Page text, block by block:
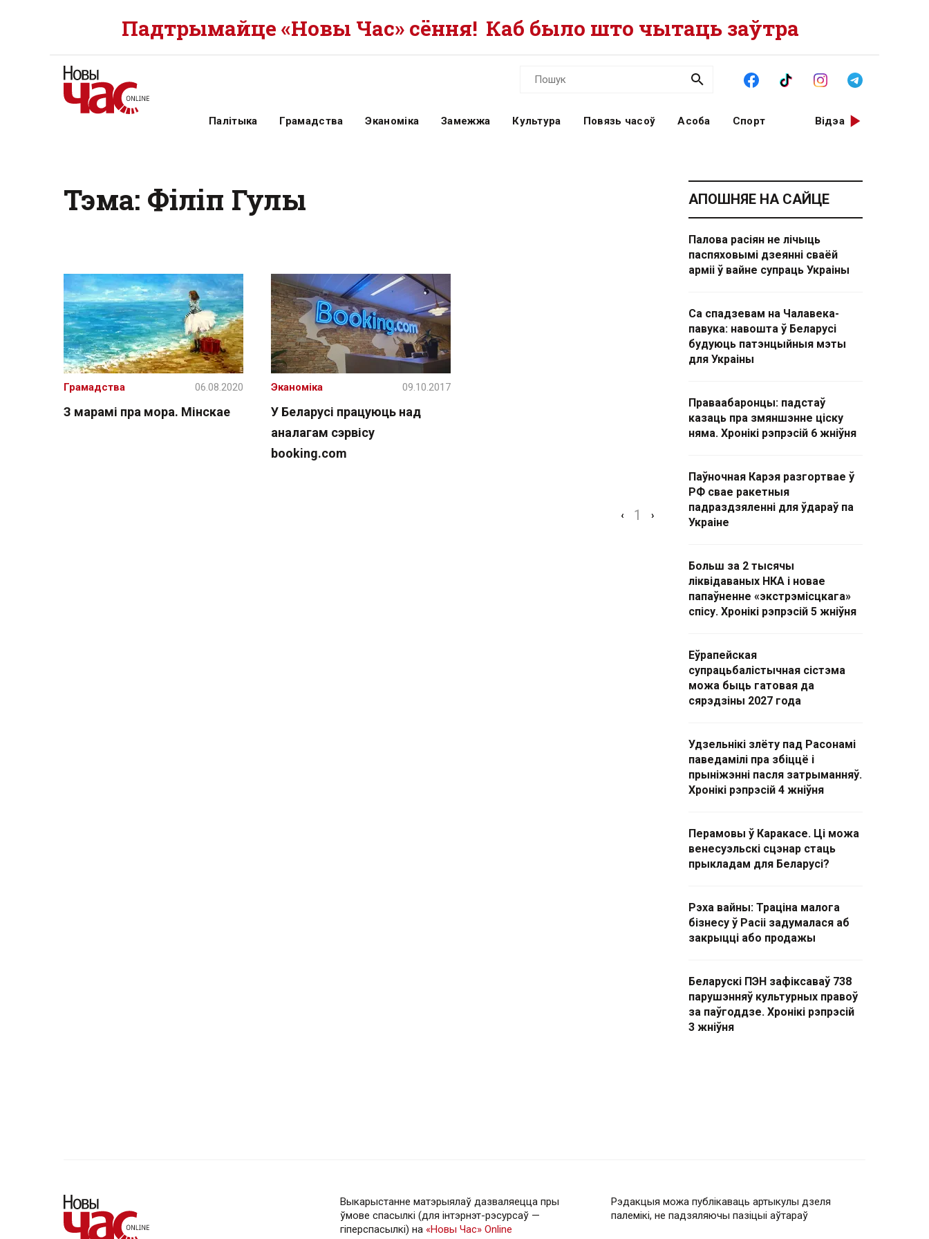
Падтрымайце «Новы Час» сёння! Каб было што чытаць заўтра
Палітыка Грамадства Эканоміка Замежжа Культура Повязь часоў Асоба Спорт Відэа
Тэма: Філіп Гулы
З марамі пра мора. Мінскае
Грамадства 06.08.2020
У Беларусі працуюць над
аналагам сэрвісу
booking.com
Эканоміка 09.10.2017
‹ 1 ›
АПОШНЯЕ НА САЙЦЕ
Палова расіян не лічыць
паспяховымі дзеянні сваёй
арміі ў вайне супраць Украіны
Са спадзевам на Чалавека-
павука: навошта ў Беларусі
будуюць патэнцыйныя мэты
для Украіны
Праваабаронцы: падстаў
казаць пра змяншэнне ціску
няма. Хронікі рэпрэсій 6 жніўня
Паўночная Карэя разгортвае ў
РФ свае ракетныя
падраздзяленні для ўдараў па
Украіне
Больш за 2 тысячы
ліквідаваных НКА і новае
папаўненне «экстрэмісцкага»
спісу. Хронікі рэпрэсій 5 жніўня
Еўрапейская
супрацьбалістычная сістэма
можа быць гатовая да
сярэдзіны 2027 года
Удзельнікі злёту пад Расонамі
паведамілі пра збіццё і
прыніжэнні пасля затрыманняў.
Хронікі рэпрэсій 4 жніўня
Перамовы ў Каракасе. Ці можа
венесуэльскі сцэнар стаць
прыкладам для Беларусі?
Рэха вайны: Траціна малога
бізнесу ў Расіі задумалася аб
закрыцці або продажы
Беларускі ПЭН зафіксаваў 738
парушэнняў культурных правоў
за паўгоддзе. Хронікі рэпрэсій
3 жніўня
Выкарыстанне матэрыялаў дазваляецца пры
ўмове спасылкі (для інтэрнэт-рэсурсаў —
гiперспасылкi) на «Новы Час» Online
Рэдакцыя можа публікаваць артыкулы дзеля
палемікі, не падзяляючы пазіцыі аўтараў